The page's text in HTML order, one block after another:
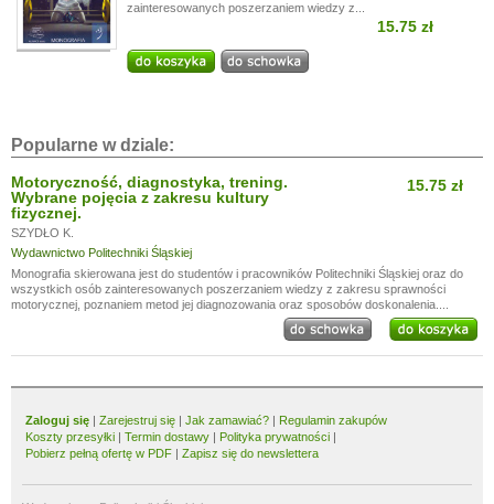
zainteresowanych poszerzaniem wiedzy z...
15.75 zł
Popularne w dziale:
Motoryczność, diagnostyka, trening.
Wybrane pojęcia z zakresu kultury
fizycznej.
SZYDŁO K.
Wydawnictwo Politechniki Śląskiej
15.75 zł
Monografia skierowana jest do studentów i pracowników Politechniki Śląskiej oraz do
wszystkich osób zainteresowanych poszerzaniem wiedzy z zakresu sprawności
motorycznej, poznaniem metod jej diagnozowania oraz sposobów doskonalenia....
Zaloguj się | Zarejestruj się | Jak zamawiać? | Regulamin zakupów
Koszty przesyłki | Termin dostawy | Polityka prywatności |
Pobierz pełną ofertę w PDF | Zapisz się do newslettera